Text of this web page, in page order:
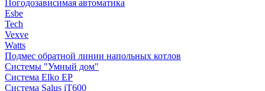
Погодозависимая автоматика
Esbe
Tech
Vexve
Watts
Подмес обратной линии напольных котлов
Системы "Умный дом"
Система Elko EP
Система Salus iT600